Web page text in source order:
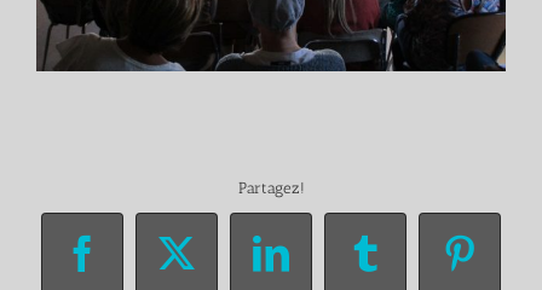
Partagez!
Facebook
X LinkedInTumblr